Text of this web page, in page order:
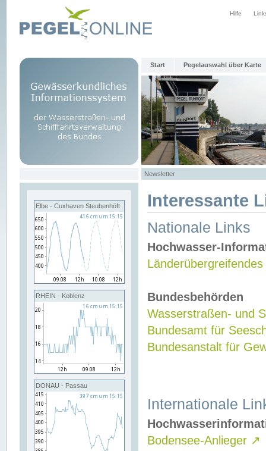
Hilfe
Start Pegelauswahl über Karte
Newsletter
Elbe - Cuxhaven Steubenhöft
RHEIN - Koblenz
DONAU - Passau
Interessante
Nationale Links
Hochwasser-
Bundesbehörden
Wasserstraßen- und
Bundesamt für
Bundesanstalt für
Internationale
Bodensee-Anlieger ↗